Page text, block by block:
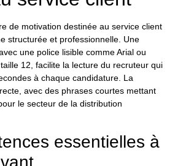
de motivation destinée au service client
structurée et professionnelle. Une
une police lisible comme Arial ou
12, facilite la lecture du recruteur qui
à chaque candidature. La
avec des phrases courtes mettant
le secteur de la distribution
essentielles à